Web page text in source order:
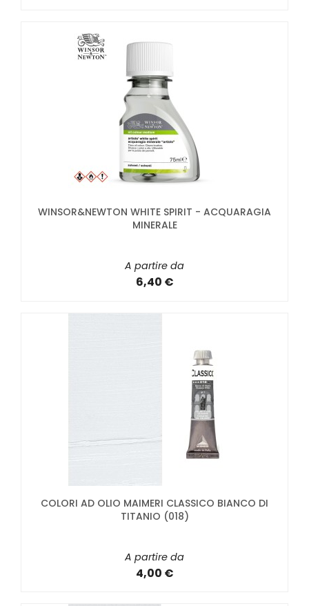
WINSOR&NEWTON WHITE SPIRIT - ACQUARAGIA
MINERALE
A partire da
6,40 €
COLORI AD OLIO MAIMERI CLASSICO BIANCO DI
TITANIO (018)
A partire da
4,00 €